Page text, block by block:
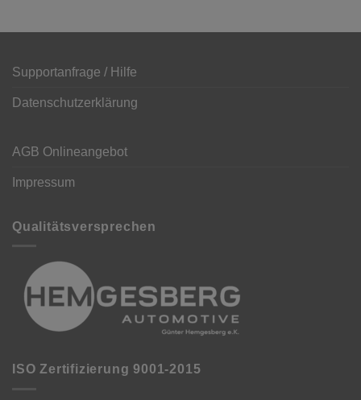
Supportanfrage / Hilfe
Datenschutzerklärung
AGB Onlineangebot
Impressum
Qualitätsversprechen
ISO Zertifizierung 9001-2015